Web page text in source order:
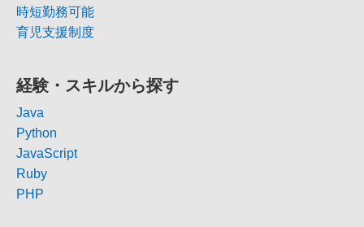
時短勤務可能
育児支援制度
経験・スキルから探す
Java
Python
JavaScript
Ruby
PHP